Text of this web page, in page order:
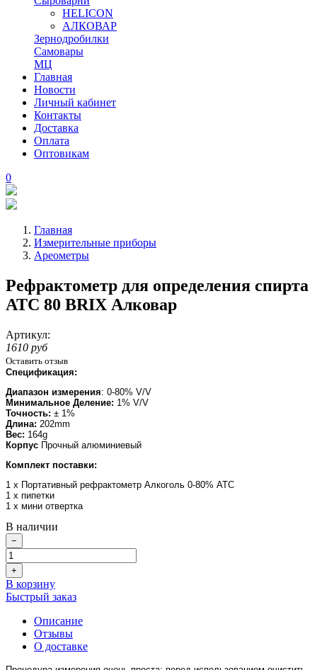
HELICON
АЛКОВАР
Зернодробилки
Самовары
МЦ
Главная
Новости
Личный кабинет
Контакты
Доставка
Оплата
Оптовикам
0
Главная
Измерительные приборы
Ареометры
Рефрактометр для определения спирта
ATC 80 BRIX Алковар
Артикул:
1610 руб
Оставить отзыв
Спецификация:
Диапазон измерения: 0-80% V/V
Минимальное Деление: 1% V/V
Точность: ± 1%
Длина: 202mm
Вес: 164g
Корпус Прочный алюминиевый
Комплект поставки:
1 х Портативный рефрактометр Алкоголь 0-80% АТС
1 х пипетки
1 х мини отвертка
В наличии
−
+
В корзину
Быстрый заказ
Описание
Отзывы
О доставке